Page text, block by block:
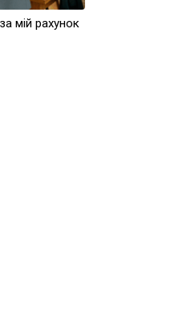
мій рахунок